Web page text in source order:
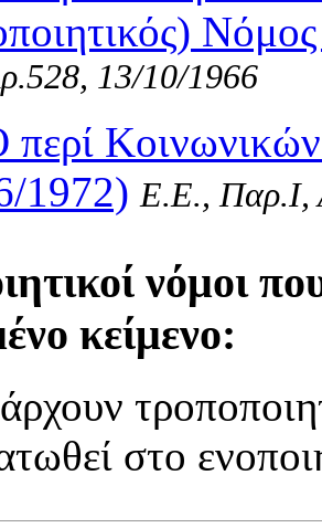
13/10/1966
περί
1972) Ε.Ε., Παρ.Ι,
νόμοι
κείμενο:
στο